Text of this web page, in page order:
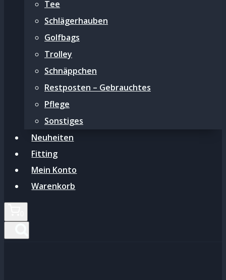
Tee
Schlägerhauben
Golfbags
Trolley
Schnäppchen
Restposten – Gebrauchtes
Pflege
Sonstiges
Neuheiten
Fitting
Mein Konto
Warenkorb